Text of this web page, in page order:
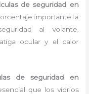
de seguridad en
importante la
al volante,
ocular y el calor
de seguridad en
que los vidrios